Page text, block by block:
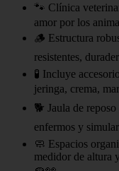
🐾 Clínica
amor por los
🪵 Estructura
resistentes,
🧪 Incluye
jeringa, crema,
🐕 Jaula de
enfermos y
🧼 Espacios
medidor de altura